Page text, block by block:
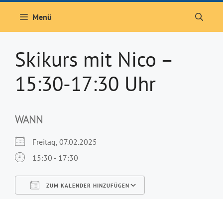
Menü
Skikurs mit Nico –
15:30-17:30 Uhr
WANN
Freitag, 07.02.2025
15:30 - 17:30
ZUM KALENDER HINZUFÜGEN